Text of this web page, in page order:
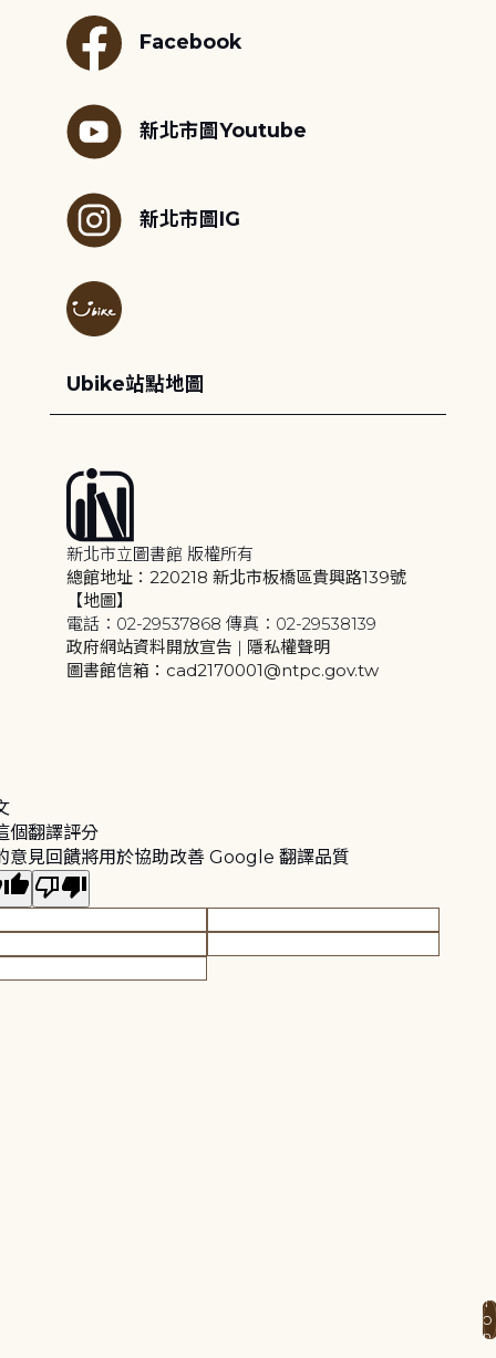
Facebook
新北市圖Youtube
新北市圖IG
Ubike站點地圖
新北市立圖書館 版權所有
總館地址：220218 新北市板橋區貴興路139號
【地圖】
電話：02-29537868 傳真：02-29538139
政府網站資料開放宣告 | 隱私權聲明
圖書館信箱：cad2170001@ntpc.gov.tw
個翻譯評分
意見回饋將用於協助改善 Google 翻譯品質